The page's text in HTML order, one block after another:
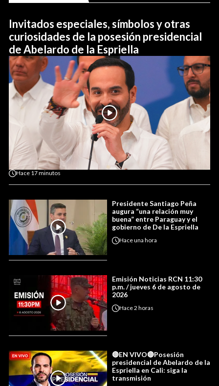
Invitados especiales, símbolos y otras
curiosidades de la posesión presidencial
de Abelardo de la Espriella
Hace 17 minutos
Presidente Santiago Peña
augura “una relación muy
buena” entre Paraguay y el
gobierno de De la Espriella
Haceuna hora
Emisión Noticias RCN 11:30
p.m. / jueves 6 de agosto de
2026
Hace2 horas
🔴EN VIVO🔴Posesión
presidencial de Abelardo de la
Espriella en Cali: siga la
transmisión